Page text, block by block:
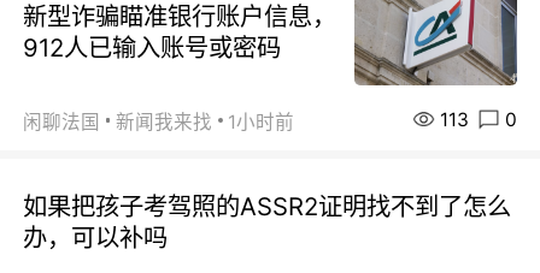
新型诈骗瞄准银行账户信息，
912人已输入账号或密码
闲聊法国 新闻我来找 1小时前 113 0
如果把孩子考驾照的ASSR2证明找不到了怎么
办，可以补吗